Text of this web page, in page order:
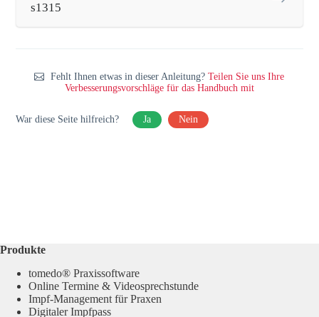
s1315
Fehlt Ihnen etwas in dieser Anleitung?Teilen Sie uns Ihre
Verbesserungsvorschläge für das Handbuch mit
War diese Seite hilfreich? Ja Nein
Produkte
tomedo® Praxissoftware
Online Termine & Videosprechstunde
Impf-Management für Praxen
Digitaler Impfpass